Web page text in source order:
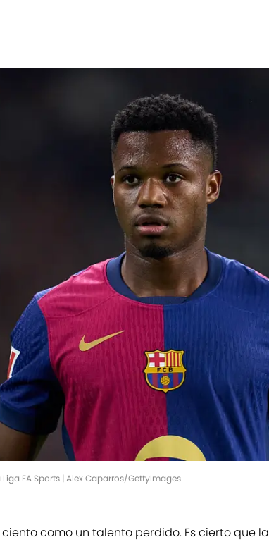
EA Sports | Alex Caparros/GettyImages
como un talento perdido. Es cierto que la